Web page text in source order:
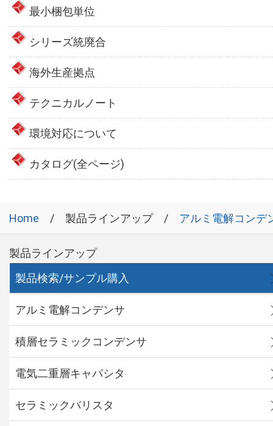
最小梱包単位
シリーズ統廃合
海外生産拠点
テクニカルノート
環境対応について
カタログ(全ページ)
Home 製品ラインアップ アルミ電解コンデ
製品ラインアップ
製品検索/サンプル購入
アルミ電解コンデンサ
積層セラミックコンデンサ
電気二重層キャパシタ
セラミックバリスタ